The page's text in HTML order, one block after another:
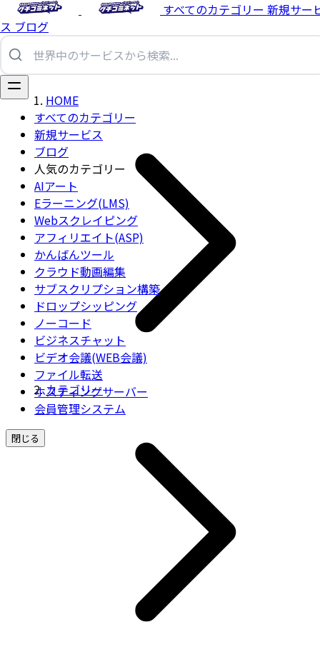
すべてのカテゴリー 新規サー
ス ブログ
すべてのカテゴリー
新規サービス
ブログ
人気のカテゴリー
AIアート
Eラーニング(LMS)
Webスクレイピング
アフィリエイト(ASP)
かんばんツール
クラウド動画編集
サブスクリプション構築
ドロップシッピング
ノーコード
ビジネスチャット
ビデオ会議(WEB会議)
ファイル転送
ホスティングサーバー
会員管理システム
閉じる
HOME
カテゴリー